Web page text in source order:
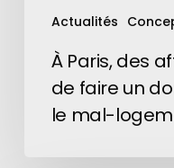
Actualités
mal-
logement
À Paris, des
de faire un
le mal-